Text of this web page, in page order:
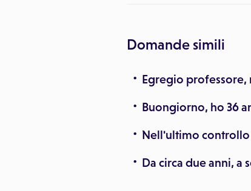
Domande simili
Egregio professore,
Buongiorno, ho 36
Nell'ultimo
Da circa due anni,